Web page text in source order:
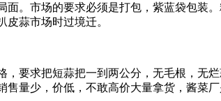
。市场的要求必须是打包，紫蓝袋包装
蒜市场时过境迁。
要求把短蒜把一到两公分，无毛根，无
量少，价低，不敢高价大量拿货，酱菜